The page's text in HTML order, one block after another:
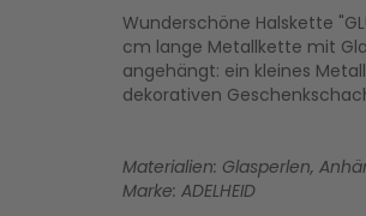
Wunderschöne Halskette
cm lange Metallkette mit
angehängt: ein kleines
dekorativen
Materialien: Glasperlen,
Marke: ADELHEID